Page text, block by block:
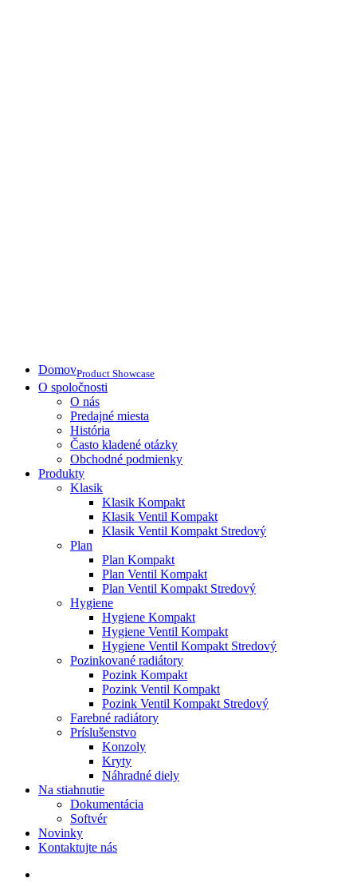
DomovProduct Showcase
O spoločnosti
O nás
Predajné miesta
História
Často kladené otázky
Obchodné podmienky
Produkty
Klasik
Klasik Kompakt
Klasik Ventil Kompakt
Klasik Ventil Kompakt Stredový
Plan
Plan Kompakt
Plan Ventil Kompakt
Plan Ventil Kompakt Stredový
Hygiene
Hygiene Kompakt
Hygiene Ventil Kompakt
Hygiene Ventil Kompakt Stredový
Pozinkované radiátory
Pozink Kompakt
Pozink Ventil Kompakt
Pozink Ventil Kompakt Stredový
Farebné radiátory
Príslušenstvo
Konzoly
Kryty
Náhradné diely
Na stiahnutie
Dokumentácia
Softvér
Novinky
Kontaktujte nás